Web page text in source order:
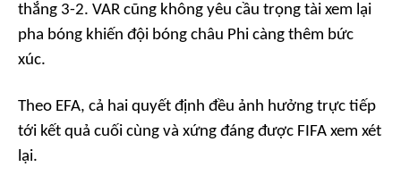
thắng 3-2. VAR cũng không yêu cầu trọng tài xem lại
pha bóng khiến đội bóng châu Phi càng thêm bức
xúc.
Theo EFA, cả hai quyết định đều ảnh hưởng trực tiếp
tới kết quả cuối cùng và xứng đáng được FIFA xem xét
lại.